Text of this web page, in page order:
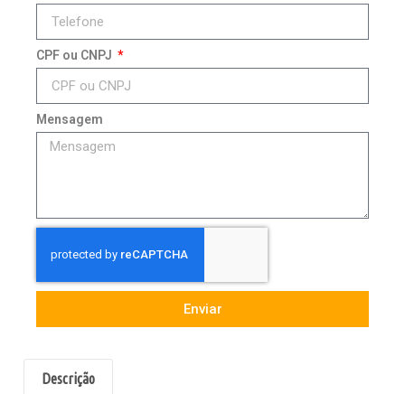
CPF ou CNPJ
Mensagem
Enviar
Descrição